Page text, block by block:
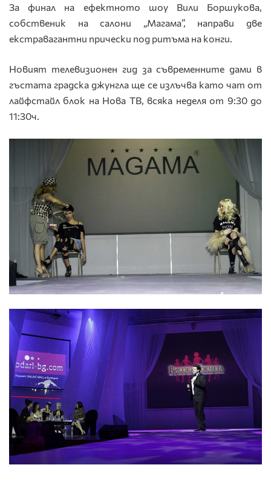
За финал на ефектното шоу Вили Боршукова,
собственик на салони „Магама”, направи две
екстравагантни прически под ритъма на конги.
Новият телевизионен гид за съвременните дами в
гъстата градска джунгла ще се излъчва като чат от
лайфстайл блок на Нова ТВ, всяка неделя от 9:30 до
11:30ч.